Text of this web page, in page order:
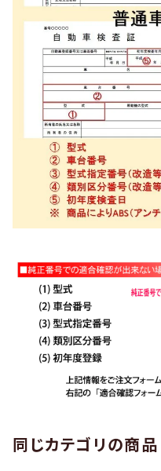
同じカテゴリの商品